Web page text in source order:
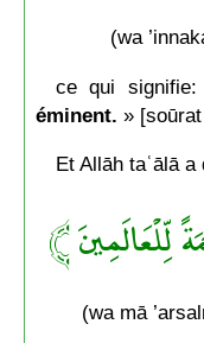
(wa
ce qui
éminent. »
Et Allāh taʿālā a
لِّلْعَالَمِينَ ﴾
(wa mā